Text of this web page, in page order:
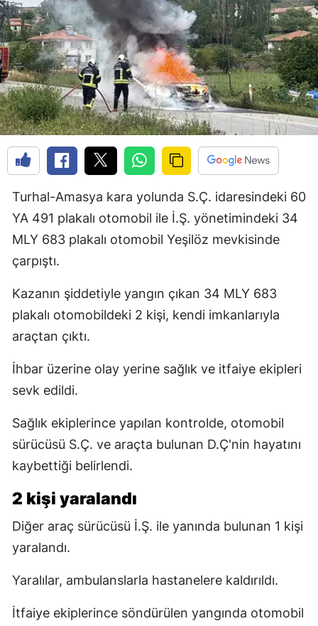
Turhal-Amasya kara yolunda S.Ç. idaresindeki 60
YA 491 plakalı otomobil ile İ.Ş. yönetimindeki 34
MLY 683 plakalı otomobil Yeşilöz mevkisinde
çarpıştı.
Kazanın şiddetiyle yangın çıkan 34 MLY 683
plakalı otomobildeki 2 kişi, kendi imkanlarıyla
araçtan çıktı.
İhbar üzerine olay yerine sağlık ve itfaiye ekipleri
sevk edildi.
Sağlık ekiplerince yapılan kontrolde, otomobil
sürücüsü S.Ç. ve araçta bulunan D.Ç'nin hayatını
kaybettiği belirlendi.
2 kişi yaralandı
Diğer araç sürücüsü İ.Ş. ile yanında bulunan 1 kişi
yaralandı.
Yaralılar, ambulanslarla hastanelere kaldırıldı.
İtfaiye ekiplerince söndürülen yangında otomobil